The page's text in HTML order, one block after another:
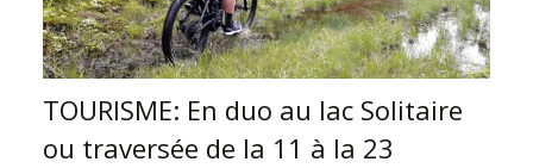
TOURISME: En duo au lac Solitaire
ou traversée de la 11 à la 23